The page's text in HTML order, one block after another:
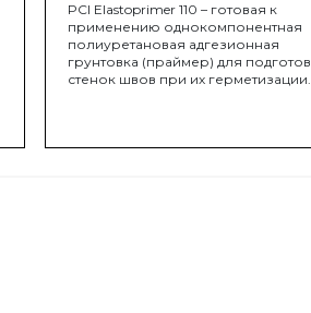
PCI Elastoprimer 110 – готовая к
применению однокомпонентная
полиуретановая адгезионная
грунтовка (праймер) для
стенок швов при их герметизации.
герметиков MasterFlex на